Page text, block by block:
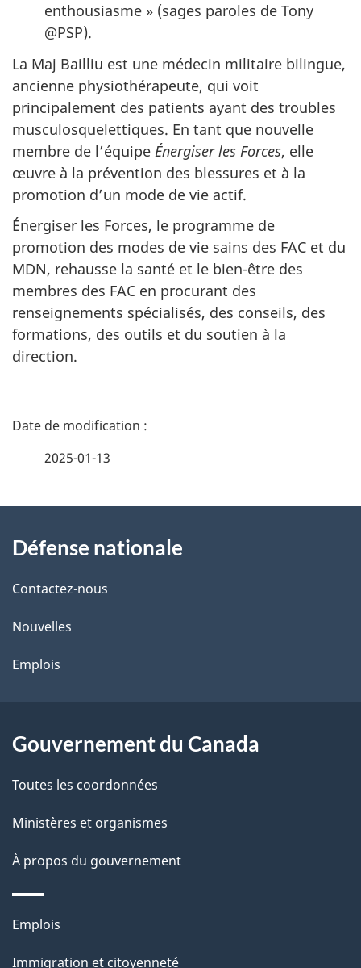
enthousiasme » (sages paroles de Tony
@PSP).
La Maj Bailliu est une médecin militaire bilingue,
ancienne physiothérapeute, qui voit
principalement des patients ayant des troubles
musculosquelettiques. En tant que nouvelle
membre de l’équipe Énergiser les Forces, elle
œuvre à la prévention des blessures et à la
promotion d’un mode de vie actif.
Énergiser les Forces, le programme de
promotion des modes de vie sains des FAC et du
MDN, rehausse la santé et le bien-être des
membres des FAC en procurant des
renseignements spécialisés, des conseils, des
formations, des outils et du soutien à la
direction.
D
i
l
s
d
l
p
a
g
e
2025-01-13
propos
de
ce
site
Défense nationale
Contactez-nous
Nouvelles
Emplois
Gouvernement du Canada
Toutes les coordonnées
Ministères et organismes
À propos du gouvernement
Thèmes
Emplois
Immigration et citoyenneté